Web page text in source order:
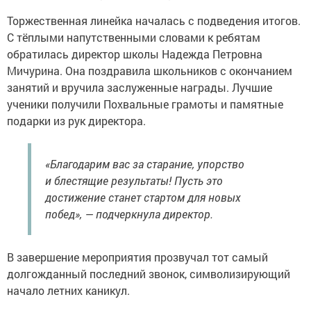
Торжественная линейка началась с подведения итогов.
С тёплыми напутственными словами к ребятам
обратилась директор школы Надежда Петровна
Мичурина. Она поздравила школьников с окончанием
занятий и вручила заслуженные награды. Лучшие
ученики получили Похвальные грамоты и памятные
подарки из рук директора.
«Благодарим вас за старание, упорство
и блестящие результаты! Пусть это
достижение станет стартом для новых
побед», — подчеркнула директор.
В завершение мероприятия прозвучал тот самый
долгожданный последний звонок, символизирующий
начало летних каникул.